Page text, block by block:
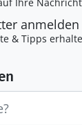
anmelden
& Tipps